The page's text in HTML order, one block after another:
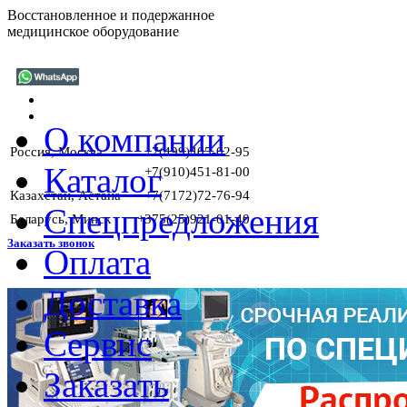
Восстановленное и подержанное
медицинское оборудование
Россия, Москва
+7(499)405-02-95
+7(910)451-81-00
Казахстан, Астана
+7(7172)72-76-94
Беларусь, Минск
+375(25)921-01-40
Заказать звонок
О компании
Каталог
Спецпредложения
Оплата
Доставка
Сервис
Заказать